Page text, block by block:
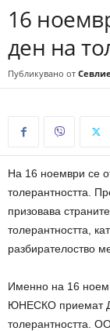
16
ден на
Публикувано от
На 16 ноември се
толерантността.
призовава
толерантността,
разбирателоство
Именно на 16
ЮНЕСКО приемат
толерантността.